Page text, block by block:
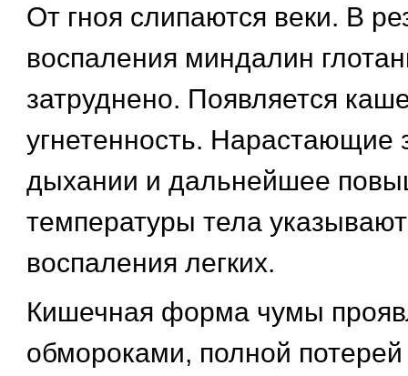
От гноя слипаются веки. В
воспаления миндалин
затруднено. Появляется
угнетенность. Нарастающие
дыхании и дальнейшее
температуры тела
воспаления легких.
Кишечная форма чумы
обмороками, полной потерей